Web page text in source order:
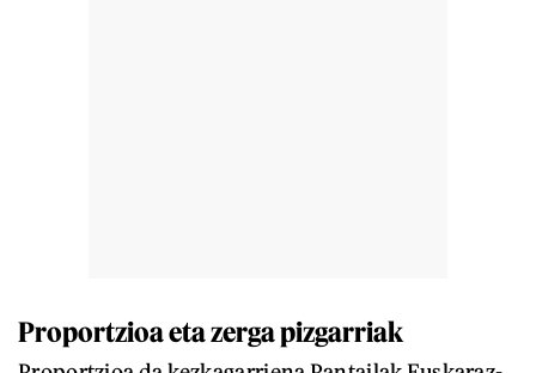
Proportzioa eta zerga pizgarriak